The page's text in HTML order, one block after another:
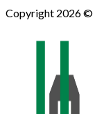
Copyright 2026 ©